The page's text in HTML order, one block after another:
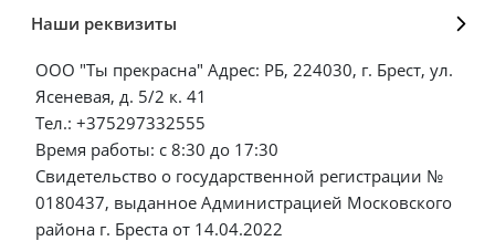
Наши реквизиты
ООО "Ты прекрасна" Адрес: РБ, 224030, г. Брест, ул.
Ясеневая, д. 5/2 к. 41
Тел.: +375297332555
Время работы: с 8:30 до 17:30
Свидетельство о государственной регистрации №
0180437, выданное Администрацией Московского
района г. Бреста от 14.04.2022